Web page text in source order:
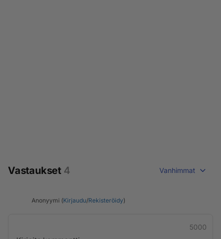
Vastaukset 4 Vanhimmat
Anonyymi (Kirjaudu/Rekisteröidy)
5000